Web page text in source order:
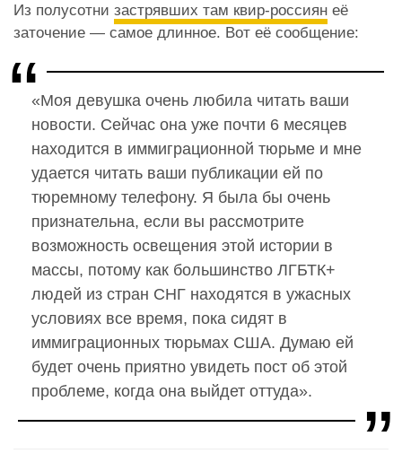
Из полусотни застрявших там квир-россиян её
заточение — самое длинное. Вот её сообщение:
«Моя девушка очень любила читать ваши
новости. Сейчас она уже почти 6 месяцев
находится в иммиграционной тюрьме и мне
удается читать ваши публикации ей по
тюремному телефону. Я была бы очень
признательна, если вы рассмотрите
возможность освещения этой истории в
массы, потому как большинство ЛГБТК+
людей из стран СНГ находятся в ужасных
условиях все время, пока сидят в
иммиграционных тюрьмах США. Думаю ей
будет очень приятно увидеть пост об этой
проблеме, когда она выйдет оттуда».